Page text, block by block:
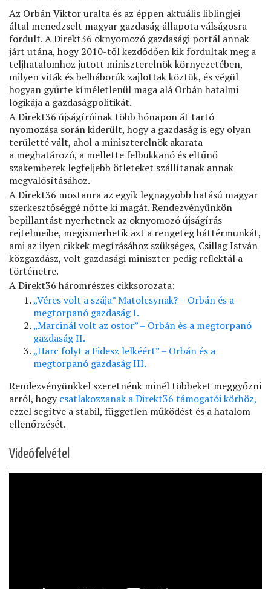
Az Orbán Viktor uralta és az éppen aktuális liblingjei
által menedzselt magyar gazdaság állapota válságosra
fordult. A Direkt36 oknyomozó gazdasági portál annak
járt utána, hogy 2010-től kezdődően kik fordultak meg a
teljhatalomhoz jutott miniszterelnök környezetében,
milyen viták és belháborúk zajlottak köztük, és végül
hogyan gyűrte kíméletlenül maga alá Orbán hatalmi
logikája a gazdaságpolitikát.
A Direkt36 újságíróinak több hónapon át tartó
nyomozása során kiderült, hogy a gazdaság is egy olyan
területté vált, ahol a miniszterelnök akarata
a meghatározó, a mellette felbukkanó és eltűnő
szakemberek legfeljebb ötleteket szállítanak annak
megvalósításához.
A Direkt36 mostanra az egyik legnagyobb hatású magyar
szerkesztőséggé nőtte ki magát. Rendezvényünkön
bepillantást nyerhetnek az oknyomozó újságírás
rejtelmeibe, megismerhetik azt a rengeteg háttérmunkát,
ami az ilyen cikkek megírásához szükséges, Csillag István
közgazdász, volt gazdasági miniszter pedig reﬂektál a
történetre.
A Direkt36 háromrészes cikksorozata:
„Véres volt a szája” Matolcsynak? – Orbán és a
megtorpanó gazdaság I.
„Marcinál volt az ostor” – Orbán és a megtorpanó
gazdaság II.
„Harc folyt a Fidesz lelkéért” – Orbán és a
megtorpanó gazdaság III.
Rendezvényünkkel szeretnénk minél többeket meggyőzni
arról, hogycsatlakozzanak a Direkt36 támogatói körhöz,
ezzel segítve a stabil, független működést és a hatalom
ellenőrzését.
Videófelvétel